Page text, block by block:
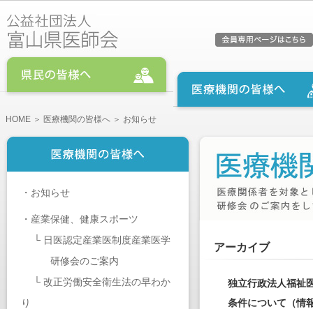
HOME ＞ 医療機関の皆様へ ＞ お知らせ
・ お知らせ
・ 産業保健、健康スポーツ
└ 日医認定産業医制度産業医学
研修会のご案内
└ 改正労働安全衛生法の早わか
り
アーカイブ
独立行政法人福祉
条件について（情